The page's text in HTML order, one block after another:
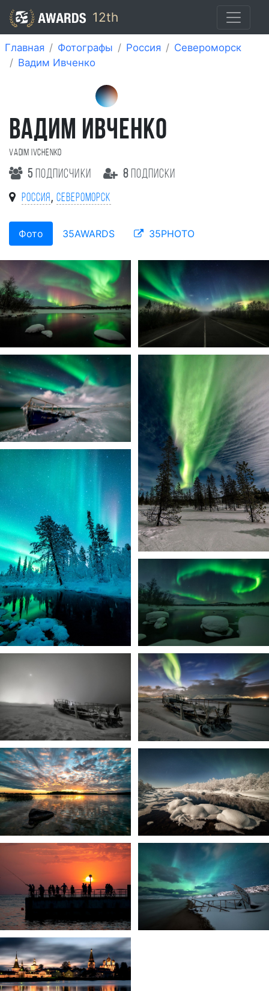
12th
Главная Фотографы Россия
Североморск
Вадим Ивченко
ВАДИМ ИВЧЕНКО
Vadim Ivchenko
5 подписчики 8подписки
Россия , Североморск
Фото 35AWARDS 35PHOTO